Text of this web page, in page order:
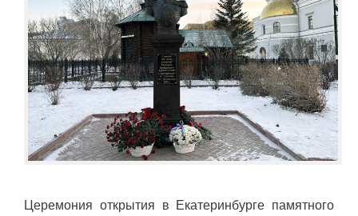
Церемония открытия в Екатеринбурге памятного